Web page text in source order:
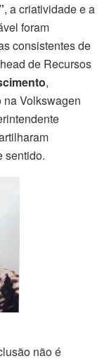
, a criatividade e a
foram
consistentes de
de Recursos
,
Volkswagen
sentido.
não é